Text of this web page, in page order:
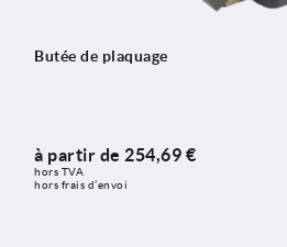
Butée de plaquage
à partir de 254,69 €
hors TVA
hors frais d’envoi